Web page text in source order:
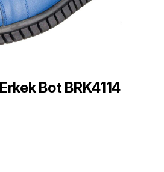
Bot BRK4114